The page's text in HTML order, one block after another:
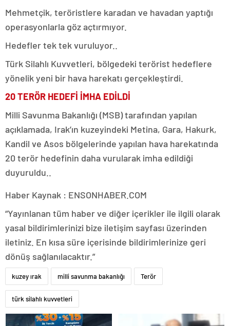
Mehmetçik, teröristlere karadan ve havadan yaptığı
operasyonlarla göz açtırmıyor.
Hedefler tek tek vuruluyor..
Türk Silahlı Kuvvetleri, bölgedeki terörist hedeflere
yönelik yeni bir hava harekatı gerçekleştirdi.
20 TERÖR HEDEFİ İMHA EDİLDİ
Milli Savunma Bakanlığı (MSB) tarafından yapılan
açıklamada, Irak’ın kuzeyindeki Metina, Gara, Hakurk,
Kandil ve Asos bölgelerinde yapılan hava harekatında
20 terör hedefinin daha vurularak imha edildiği
duyuruldu..
Haber Kaynak : ENSONHABER.COM
“Yayınlanan tüm haber ve diğer içerikler ile ilgili olarak
yasal bildirimlerinizi bize iletişim sayfası üzerinden
iletiniz. En kısa süre içerisinde bildirimlerinize geri
dönüş sağlanılacaktır.”
kuzey ırak milli savunma bakanlığı Terör
türk silahlı kuvvetleri